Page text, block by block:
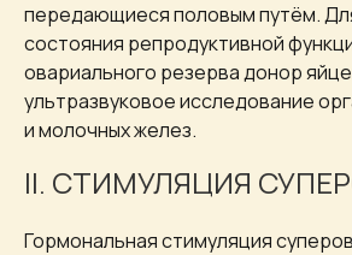
передающиеся половым путём.
состояния репродуктивной
овариального резерва донор
ультразвуковое исследование
и молочных желез.
II. СТИМУЛЯЦИЯ
Гормональная стимуляция